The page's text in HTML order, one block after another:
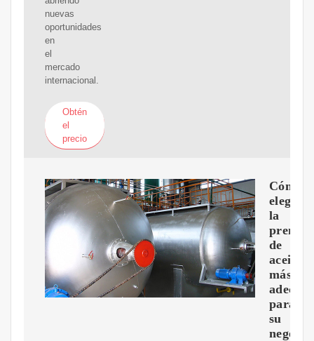
nuevas
oportunidades
en
el
mercado
internacional.
Obtén
el
precio
Cómo
elegir
la
prensa
de
aceite
más
para
su
negocio